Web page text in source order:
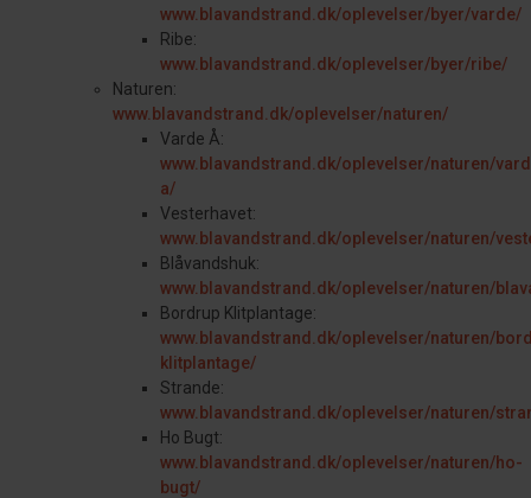
www.blavandstrand.dk/oplevelser/byer/varde/
Ribe:
www.blavandstrand.dk/oplevelser/byer/ribe/
Naturen:
www.blavandstrand.dk/oplevelser/naturen/
Varde Å:
www.blavandstrand.dk/oplevelser/naturen/
a/
Vesterhavet:
www.blavandstrand.dk/oplevelser/naturen/
Blåvandshuk:
www.blavandstrand.dk/oplevelser/naturen/
Bordrup Klitplantage:
www.blavandstrand.dk/oplevelser/naturen/
klitplantage/
Strande:
www.blavandstrand.dk/oplevelser/naturen/
Ho Bugt:
www.blavandstrand.dk/oplevelser/naturen/ho-
bugt/